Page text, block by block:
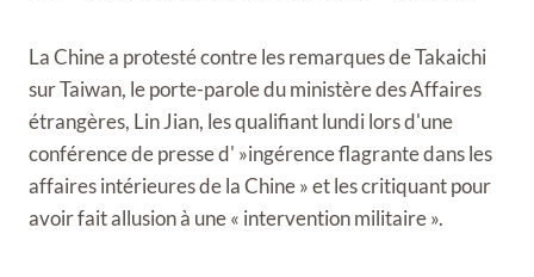
La Chine a protesté contre les remarques de Takaichi
sur Taiwan, le porte-parole du ministère des Affaires
étrangères, Lin Jian, les qualifiant lundi lors d'une
conférence de presse d' »ingérence flagrante dans les
affaires intérieures de la Chine » et les critiquant pour
avoir fait allusion à une « intervention militaire ».